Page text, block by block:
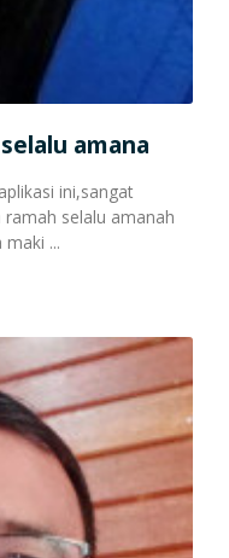
Uang Tambahan
Harga pulsa dan paket data
keuntungan yang
Alhamdulillah bisa buat